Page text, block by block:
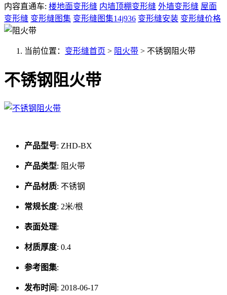
内容直通车: 楼地面变形缝 内墙顶棚变形缝 外墙变形缝 屋面
变形缝 变形缝图集 变形缝图集14j936 变形缝安装 变形缝价格
当前位置： 变形缝首页 > 阻火带 > 不锈钢阻火带
不锈钢阻火带
产品型号: ZHD-BX
产品类型: 阻火带
产品材质: 不锈钢
常规长度: 2米/根
表面处理:
材质厚度: 0.4
参考图集:
发布时间 : 2018-06-17